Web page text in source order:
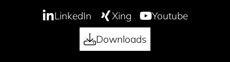
LinkedIn
Xing
Youtube
Downloads